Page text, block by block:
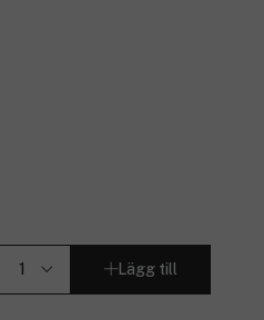
Lägg till